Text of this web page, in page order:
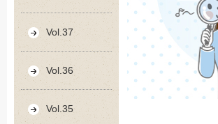
Vol.37
Vol.36
Vol.35